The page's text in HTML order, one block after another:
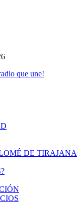
que une!
DE TIRAJANA